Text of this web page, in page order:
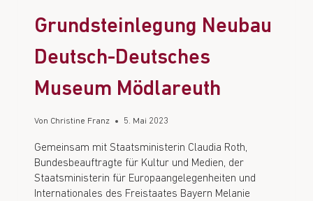
Grundsteinlegung Neubau
Deutsch-Deutsches
Museum Mödlareuth
Von Christine Franz 5. Mai 2023
Gemeinsam mit Staatsministerin Claudia Roth,
Bundesbeauftragte für Kultur und Medien, der
Staatsministerin für Europaangelegenheiten und
Internationales des Freistaates Bayern Melanie